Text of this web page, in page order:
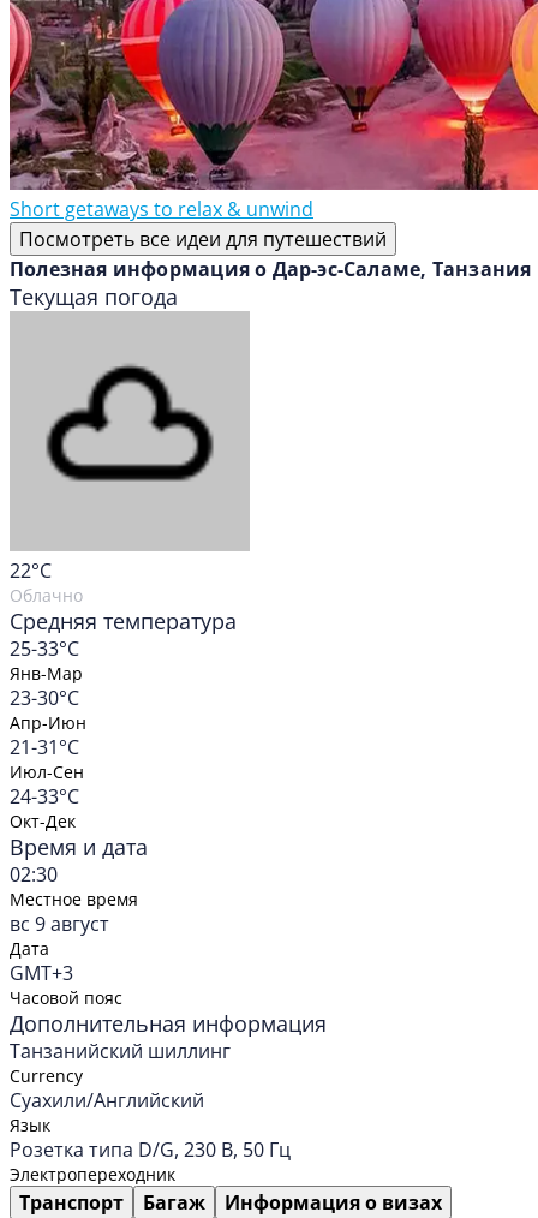
Short getaways to relax & unwind
Посмотреть все идеи для путешествий
Полезная информация о Дар-эс-Саламе, Танзания
Текущая погода
22°C
Облачно
Средняя температура
25-33°C
Янв-Мар
23-30°C
Апр-Июн
21-31°C
Июл-Сен
24-33°C
Окт-Дек
Время и дата
02:30
Местное время
вс 9 август
Дата
GMT+3
Часовой пояс
Дополнительная информация
Танзанийский шиллинг
Currency
Суахили/Английский
Язык
Розетка типа D/G, 230 В, 50 Гц
Электропереходник
Транспорт Багаж
Информация о визах